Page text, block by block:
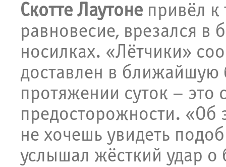
Скотте Лаутоне привёл к
равновесие, врезался в
носилках. «Лётчики»
доставлен в ближайшую
протяжении суток – это
предосторожности. «Об
не хочешь увидеть
услышал жёсткий удар о